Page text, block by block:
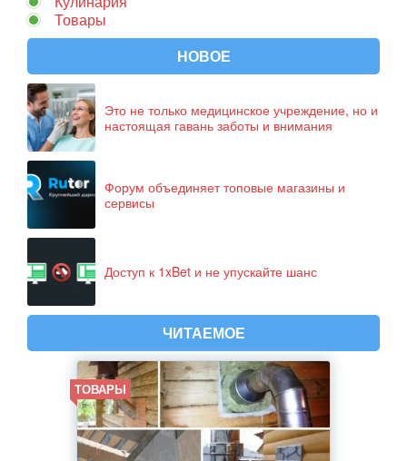
Товары
НОВОЕ
Это не только медицинское учреждение, но и
настоящая гавань заботы и внимания
Форум объединяет топовые магазины и
сервисы
Доступ к 1xBet и не упускайте шанс
ЧИТАЕМОЕ
ТОВАРЫ